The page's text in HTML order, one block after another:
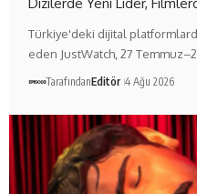
Türkiye'deki dijital
eden JustWatch, 27
TarafındanEditör 4 Ağu 2026